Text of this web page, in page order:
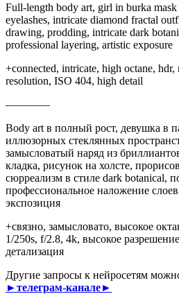
Full-length body art, girl in burka mask
eyelashes, intricate diamond fractal
drawing, prodding, intricate dark
professional layering, artistic exposure
+connected, intricate, high octane,
resolution, ISO 404, high detail
————
Body art в полный рост, девушка в
иллюзорных стеклянных
замысловатый наряд из
кладка, рисунок на холсте,
сюрреализм в стиле dark botanical,
профессиональное наложение
экспозиция
+связно, замысловато, высокое
1/250s, f/2.8, 4k, высокое
детализация
Другие запросы к нейросетям
►телеграм-канале►